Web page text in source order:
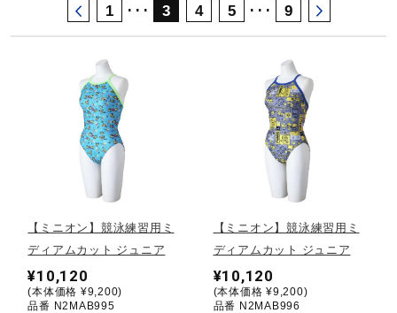
ランニング
サッカー／フットサル
トレーニング
野球
ゴルフ
1 ･･･ 3 4 5 ･･･ 9
【ミニオン】競泳練習用ミ
ディアムカット ジュニア
¥10,120
(本体価格 ¥9,200)
品番 N2MAB995
【ミニオン】競泳練習用ミ
ディアムカット ジュニア
¥10,120
(本体価格 ¥9,200)
品番 N2MAB996